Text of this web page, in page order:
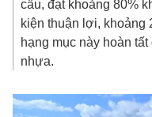
cầu, đạt khoảng 80%
kiện thuận lợi, khoảng
hạng mục này hoàn
nhựa.